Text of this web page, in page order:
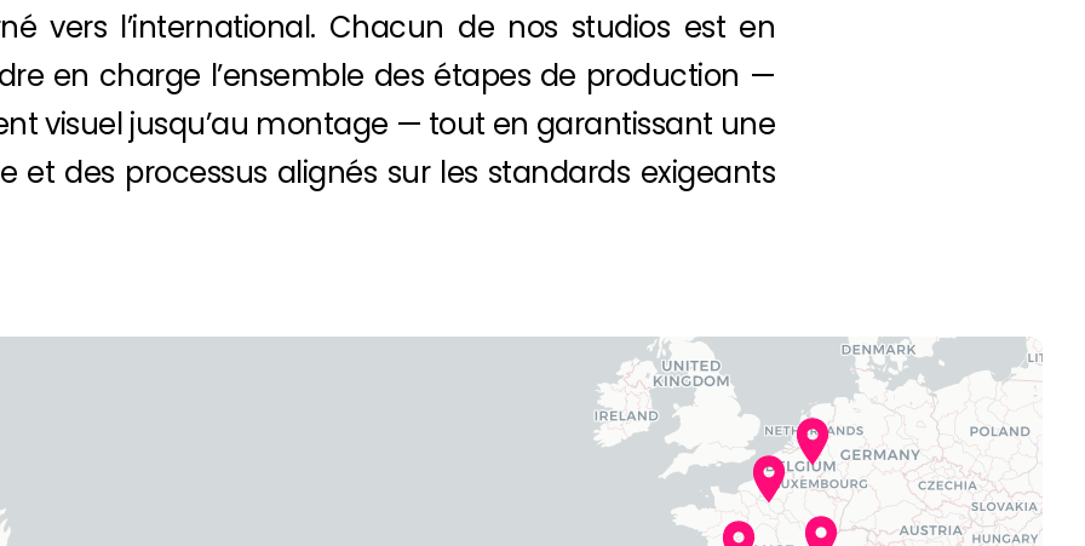
vers l’international. Chacun de nos studios est en
en charge l’ensemble des étapes de production —
visuel jusqu’au montage — tout en garantissant une
et des processus alignés sur les standards exigeants